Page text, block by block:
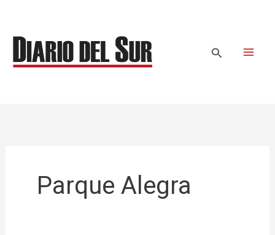
contenido
Buscar
Parque Alegra